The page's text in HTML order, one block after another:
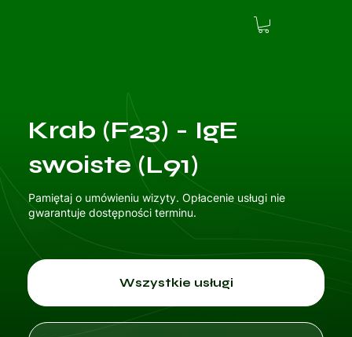
Krab (F23) - IgE
swoiste (L91)
Pamiętaj o umówieniu wizyty. Opłacenie usługi nie
gwarantuje dostępności terminu.
Wszystkie usługi